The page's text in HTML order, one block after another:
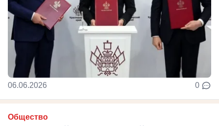
06.06.2026 0
Общество